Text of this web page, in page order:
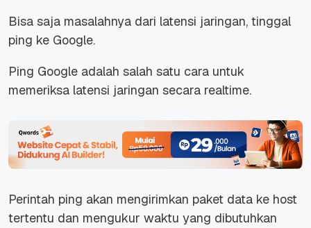
Bisa saja masalahnya dari latensi jaringan, tinggal
ping ke Google.
Ping Google adalah salah satu cara untuk
memeriksa latensi jaringan secara realtime.
Perintah ping akan mengirimkan paket data ke host
tertentu dan mengukur waktu yang dibutuhkan